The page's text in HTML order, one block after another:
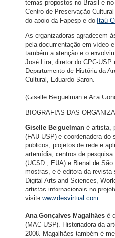
temas propostos no Brasil e
Centro de Preservação
do apoio da Fapesp e do Itaú
As organizadoras agradecem
pela documentação em vídeo
também a atenção e o
José Lira, diretor do CPC-USP
Departamento de História da
Cultural, Eduardo Saron.
(Giselle Beiguelman e Ana
BIOGRAFIAS DAS
Giselle Beiguelman é artista,
(FAU-USP) e coordenadora
públicos, projetos de rede e
artemídia, centros de
(UCSD , EUA) e Bienal de
mostras, e é editora da revista
Digital Arts and Sciences,
artistas internacionais no
visite www.desvirtual.com.
Ana Gonçalves Magalhães é
(MAC-USP). Historiadora da
2008. Magalhães também é